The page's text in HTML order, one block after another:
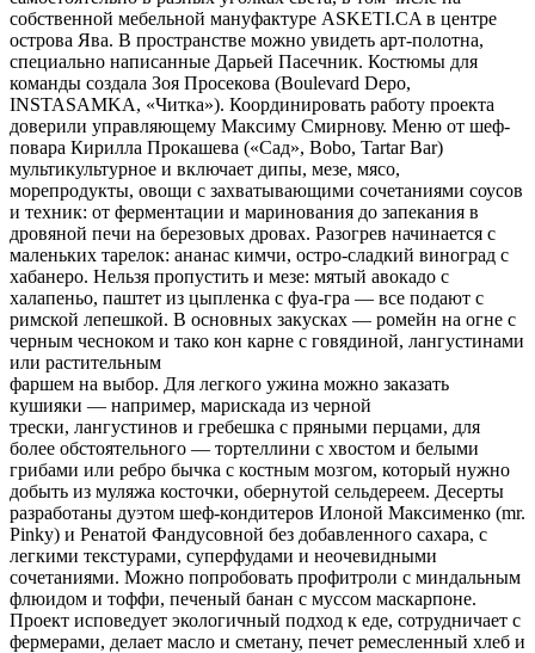
собственной мебельной мануфактуре ASKETI.CA в центре
острова Ява. В пространстве можно увидеть арт-полотна,
специально написанные Дарьей Пасечник. Костюмы для
команды создала Зоя Просекова (Boulevard Depo,
INSTASAMKA, «Читка»). Координировать работу проекта
доверили управляющему Максиму Смирнову. Меню от шеф-
повара Кирилла Прокашева («Сад», Bobo, Tartar Bar)
мультикультурное и включает дипы, мезе, мясо,
морепродукты, овощи с захватывающими сочетаниями соусов
и техник: от ферментации и маринования до запекания в
дровяной печи на березовых дровах. Разогрев начинается с
маленьких тарелок: ананас кимчи, остро-сладкий виноград с
хабанеро. Нельзя пропустить и мезе: мятый авокадо с
халапеньо, паштет из цыпленка с фуа-гра — все подают с
римской лепешкой. В основных закусках — ромейн на огне с
черным чесноком и тако кон карне с говядиной, лангустинами
или растительным
фаршем на выбор. Для легкого ужина можно заказать
кушияки — например, марискада из черной
трески, лангустинов и гребешка с пряными перцами, для
более обстоятельного — тортеллини с хвостом и белыми
грибами или ребро бычка с костным мозгом, который нужно
добыть из муляжа косточки, обернутой сельдереем. Десерты
разработаны дуэтом шеф-кондитеров Илоной Максименко (mr.
Pinky) и Ренатой Фандусовной без добавленного сахара, с
легкими текстурами, суперфудами и неочевидными
сочетаниями. Можно попробовать профитроли с миндальным
флюидом и тоффи, печеный банан с муссом маскарпоне.
Проект исповедует экологичный подход к еде, сотрудничает с
фермерами, делает масло и сметану, печет ремесленный хлеб и